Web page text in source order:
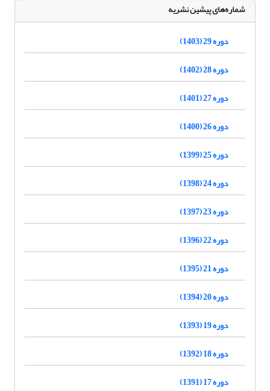
شماره‌های پیشین نشریه
دوره 29 (1403)
دوره 28 (1402)
دوره 27 (1401)
دوره 26 (1400)
دوره 25 (1399)
دوره 24 (1398)
دوره 23 (1397)
دوره 22 (1396)
دوره 21 (1395)
دوره 20 (1394)
دوره 19 (1393)
دوره 18 (1392)
دوره 17 (1391)